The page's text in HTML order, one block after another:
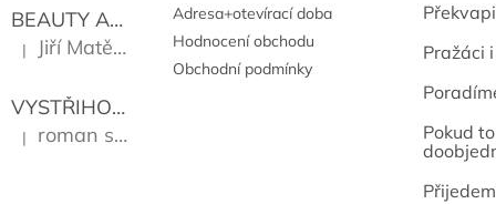
BEAUTY AND THE BEAT
Go Go's
Hodnocení produktu je 5 z 5 hvězdiček.
| Jiří Matějů
VYSTŘIHOVÁNKY - PRAŽSKÉ PAMÁTKY Kropáček
Hodnocení produktu je 5 z 5 hvězdiček.
| roman sekanina
Adresa+otevírací doba
Hodnocení obchodu
Obchodní podmínky
Pražáci
Pokud